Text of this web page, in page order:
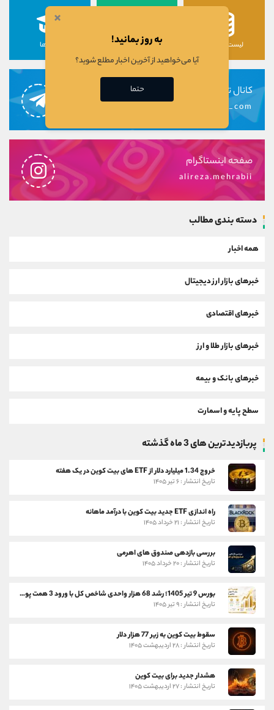
لیست رمزارزها لیست سهام ها دوره ها
کانال تلگرام
alirezamehrabi_com
صفحه اینستاگرام
alireza.mehrabii
دسته بندی مطالب
همه اخبار
خبرهای بازار ارز دیجیتال
خبرهای اقتصادی
خبرهای بازار طلا و ارز
خبرهای بانک و بیمه
سطح پایه و اسمارت
پربازدیدترین های 3 ماه گذشته
خروج 1.34 میلیارد دلار از ETF های بیت کوین در یک هفته
تاریخ انتشار : ۶ تیر ۱۴۰۵
راه اندازی ETF جدید بیت کوین با درآمد ماهانه
تاریخ انتشار : ۲۱ خرداد ۱۴۰۵
بررسی بازدهی صندوق های اهرمی
تاریخ انتشار : ۲۰ خرداد ۱۴۰۵
بورس 9 تیر 1405؛ رشد 68 هزار واحدی شاخص کل با ورود 3 همت پول حقیقی
تاریخ انتشار : ۹ تیر ۱۴۰۵
سقوط بیت کوین به زیر 77 هزار دلار
تاریخ انتشار : ۲۸ اردیبهشت ۱۴۰۵
هشدار جدید برای بیت کوین
تاریخ انتشار : ۲۷ اردیبهشت ۱۴۰۵
×
به روز بمانید!
آیا می‌خواهید از آخرین اخبار مطلع شوید؟
حتما